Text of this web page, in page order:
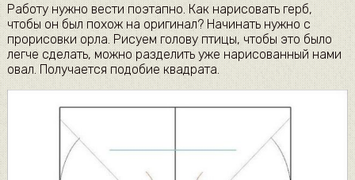
Работу нужно вести поэтапно. Как нарисовать герб,
чтобы он был похож на оригинал? Начинать нужно с
прорисовки орла. Рисуем голову птицы, чтобы это было
легче сделать, можно разделить уже нарисованный нами
овал. Получается подобие квадрата.